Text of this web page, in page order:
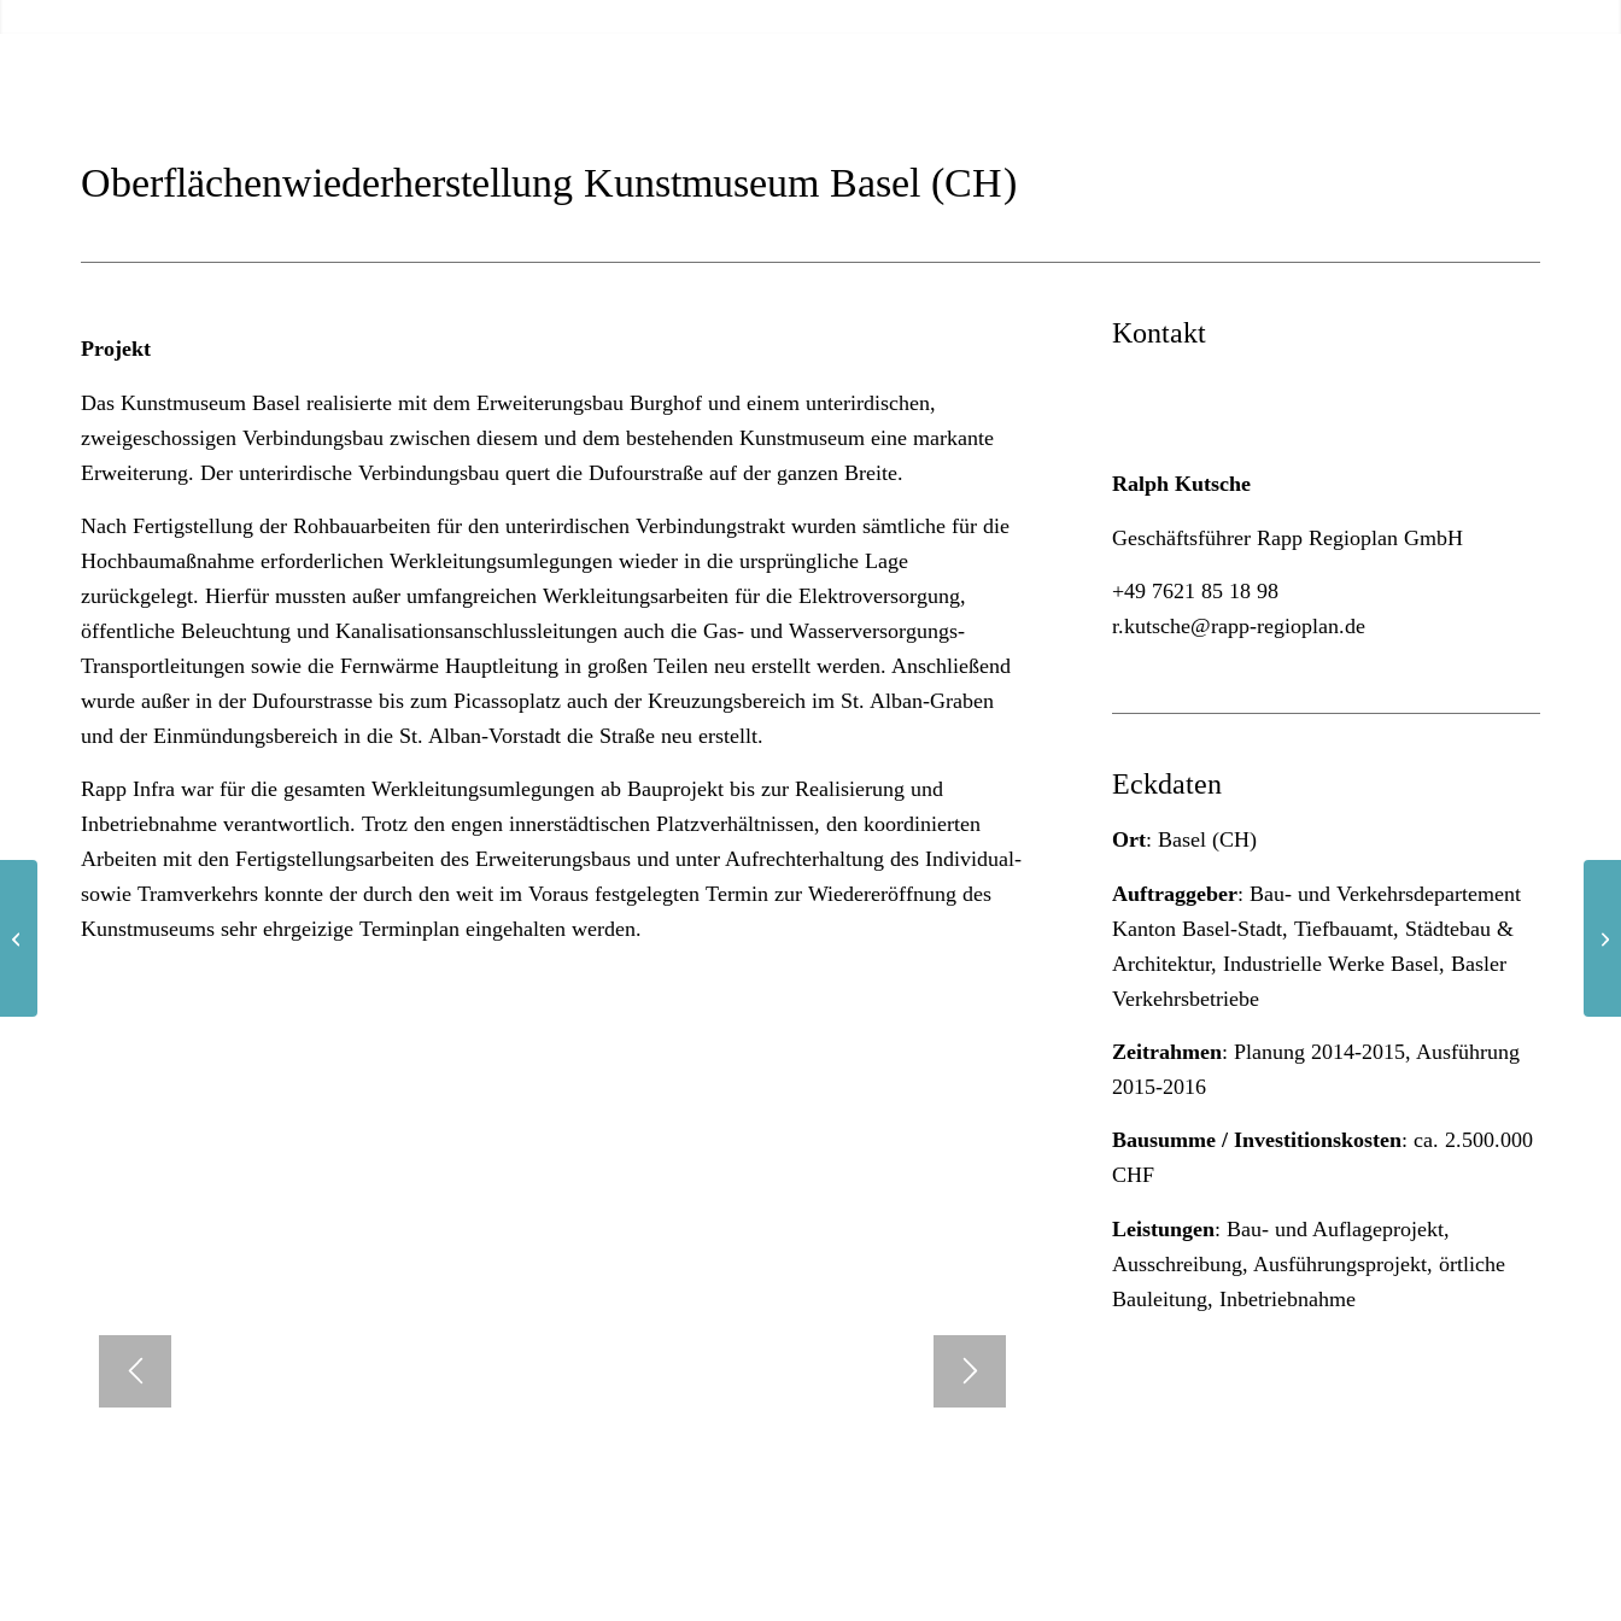
Oberflächenwiederherstellung Kunstmuseum Basel (CH)
Projekt
Das Kunstmuseum Basel realisierte mit dem Erweiterungsbau Burghof und einem unterirdischen,
zweigeschossigen Verbindungsbau zwischen diesem und dem bestehenden Kunstmuseum eine markante
Erweiterung. Der unterirdische Verbindungsbau quert die Dufourstraße auf der ganzen Breite.
Nach Fertigstellung der Rohbauarbeiten für den unterirdischen Verbindungstrakt wurden sämtliche für die
Hochbaumaßnahme erforderlichen Werkleitungsumlegungen wieder in die ursprüngliche Lage
zurückgelegt. Hierfür mussten außer umfangreichen Werkleitungsarbeiten für die Elektroversorgung,
öffentliche Beleuchtung und Kanalisationsanschlussleitungen auch die Gas- und Wasserversorgungs-
Transportleitungen sowie die Fernwärme Hauptleitung in großen Teilen neu erstellt werden. Anschließend
wurde außer in der Dufourstrasse bis zum Picassoplatz auch der Kreuzungsbereich im St. Alban-Graben
und der Einmündungsbereich in die St. Alban-Vorstadt die Straße neu erstellt.
Rapp Infra war für die gesamten Werkleitungsumlegungen ab Bauprojekt bis zur Realisierung und
Inbetriebnahme verantwortlich. Trotz den engen innerstädtischen Platzverhältnissen, den koordinierten
Arbeiten mit den Fertigstellungsarbeiten des Erweiterungsbaus und unter Aufrechterhaltung des Individual-
sowie Tramverkehrs konnte der durch den weit im Voraus festgelegten Termin zur Wiedereröffnung des
Kunstmuseums sehr ehrgeizige Terminplan eingehalten werden.
Kontakt
Ralph Kutsche
Geschäftsführer Rapp Regioplan GmbH
+49 7621 85 18 98
r.kutsche@rapp-regioplan.de
Eckdaten
Ort: Basel (CH)
Auftraggeber: Bau- und Verkehrsdepartement
Kanton Basel-Stadt, Tiefbauamt, Städtebau &
Architektur, Industrielle Werke Basel, Basler
Verkehrsbetriebe
Zeitrahmen: Planung 2014-2015, Ausführung
2015-2016
Bausumme / Investitionskosten: ca. 2.500.000
CHF
Leistungen: Bau- und Auflageprojekt,
Ausschreibung, Ausführungsprojekt, örtliche
Bauleitung, Inbetriebnahme
Verlegung Floßkanal,
Gewerbegebiet West in